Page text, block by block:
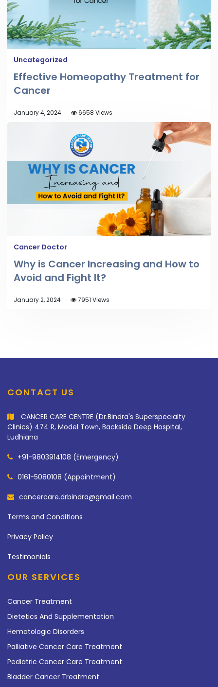
Uncategorized
Effective Homeopathy Treatment for
Cancer
January 4, 2024 6658 Views
Cancer Doctor
Why is Cancer Increasing and How to
Avoid and Fight It?
January 2, 2024 7951 Views
CONTACT US
CANCER CARE CENTRE (Dr.Bindra's Superspecialty
Clinics) 474 R, Model Town, Backside Deep Hospital,
Ludhiana
+91-9803914108 (Emergency)
0161-5080108 (Appointment)
cancercare.drbindra@gmail.com
Terms and Conditions
Privacy Policy
Testimonials
OUR SERVICES
Cancer Treatment
Dietetics And Supplementation
Hematologic Disorders
Palliative Cancer Care Treatment
Pediatric Cancer Care Treatment
Bladder Cancer Treatment